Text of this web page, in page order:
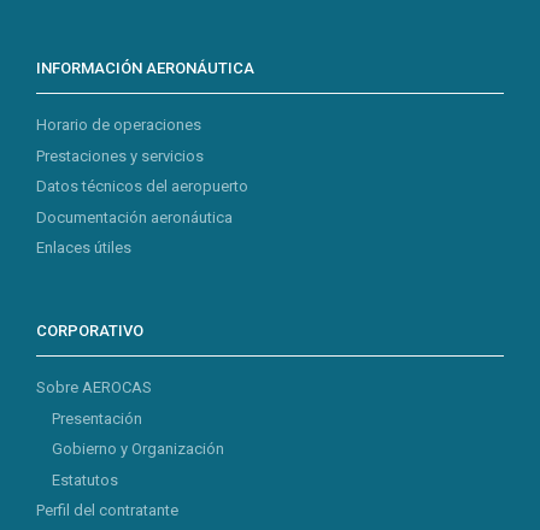
INFORMACIÓN AERONÁUTICA
Horario de operaciones
Prestaciones y servicios
Datos técnicos del aeropuerto
Documentación aeronáutica
Enlaces útiles
CORPORATIVO
Sobre AEROCAS
Presentación
Gobierno y Organización
Estatutos
Perfil del contratante